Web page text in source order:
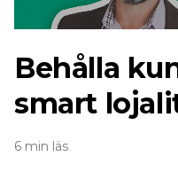
Behålla
smart
6 min läs